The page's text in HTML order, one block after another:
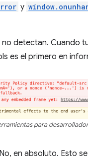
y
detectan. Cuando
es el primero en
para
en absoluto. Esto